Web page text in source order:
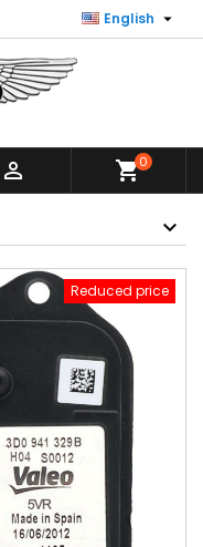
English 
 shopping_cart0
Reduced price